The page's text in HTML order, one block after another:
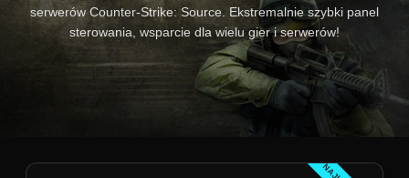
serwerów Counter-Strike: Source. Ekstremalnie szybki panel
sterowania, wsparcie dla wielu gier i serwerów!